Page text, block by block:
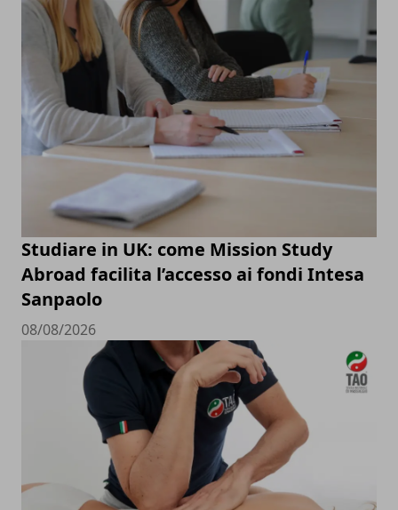
Studiare in UK: come Mission Study
Abroad facilita l’accesso ai fondi Intesa
Sanpaolo
08/08/2026